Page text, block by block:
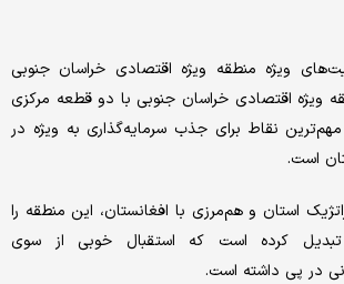
ویژه منطقه ویژه اقتصادی خراسان جنوبی
ویژه اقتصادی خراسان جنوبی با دو قطعه مرکزی
نقاط برای جذب سرمایه‌گذاری به ویژه در
است.
استان و هم‌مرزی با افغانستان، این منطقه را
کرده است که استقبال خوبی از سوی
در پی داشته است.